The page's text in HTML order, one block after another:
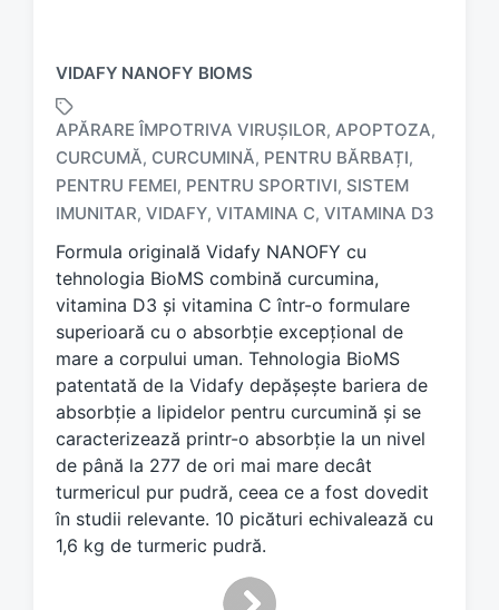
VIDAFY NANOFY BIOMS
a
g
g
d
w
i
t
h
APĂRARE ÎMPOTRIVA VIRUȘILOR, APOPTOZA,
CURCUMĂ, CURCUMINĂ, PENTRU BĂRBAȚI,
PENTRU FEMEI, PENTRU SPORTIVI, SISTEM
IMUNITAR, VIDAFY, VITAMINA C, VITAMINA D3
Formula originală Vidafy NANOFY cu
tehnologia BioMS combină curcumina,
vitamina D3 și vitamina C într-o formulare
superioară cu o absorbție excepțional de
mare a corpului uman. Tehnologia BioMS
patentată de la Vidafy depășește bariera de
absorbție a lipidelor pentru curcumină și se
caracterizează printr-o absorbție la un nivel
de până la 277 de ori mai mare decât
turmericul pur pudră, ceea ce a fost dovedit
în studii relevante. 10 picături echivalează cu
1,6 kg de turmeric pudră.